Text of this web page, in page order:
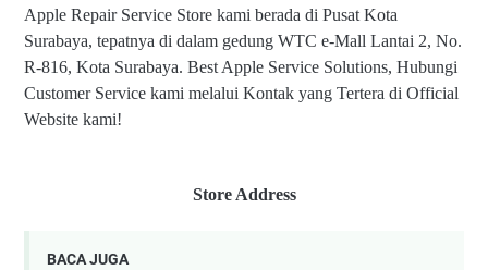
Apple Repair Service Store kami berada di Pusat Kota
Surabaya, tepatnya di dalam gedung WTC e-Mall Lantai 2, No.
R-816, Kota Surabaya. Best Apple Service Solutions, Hubungi
Customer Service kami melalui Kontak yang Tertera di Official
Website kami!
Store Address
BACA JUGA